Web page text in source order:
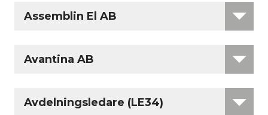
Assemblin El AB
Avantina AB
Avdelningsledare (LE34)